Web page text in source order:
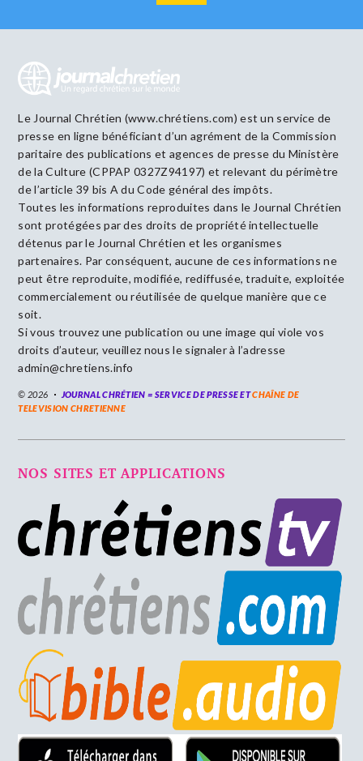
Le Journal Chrétien (www.chrétiens.com) est un service de
presse en ligne bénéficiant d’un agrément de la Commission
paritaire des publications et agences de presse du Ministère
de la Culture (CPPAP 0327Z94197) et relevant du périmètre
de l’article 39 bis A du Code général des impôts.
Toutes les informations reproduites dans le Journal Chrétien
sont protégées par des droits de propriété intellectuelle
détenus par le Journal Chrétien et les organismes
partenaires. Par conséquent, aucune de ces informations ne
peut être reproduite, modifiée, rediffusée, traduite, exploitée
commercialement ou réutilisée de quelque manière que ce
soit.
Si vous trouvez une publication ou une image qui viole vos
droits d’auteur, veuillez nous le signaler à l’adresse
admin@chretiens.info
© 2026 JOURNAL CHRÉTIEN = SERVICE DE PRESSE ETCHAÎNE DE
TELEVISION CHRETIENNE
NOS SITES ET APPLICATIONS